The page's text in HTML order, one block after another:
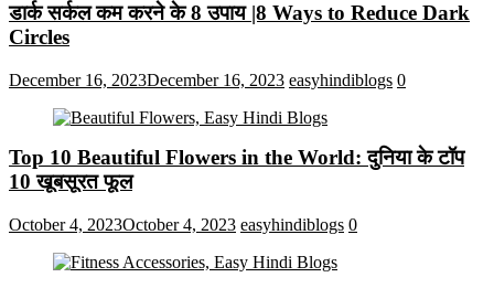
डार्क सर्कल कम करने के 8 उपाय |8 Ways to Reduce Dark
Circles
December 16, 2023December 16, 2023 easyhindiblogs 0
Top 10 Beautiful Flowers in the World: दुनिया के टॉप
10 खूबसूरत फूल
October 4, 2023October 4, 2023 easyhindiblogs 0